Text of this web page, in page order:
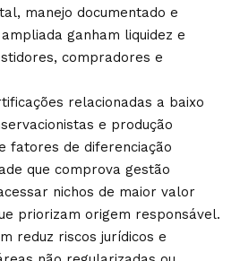
manejo documentado e
ganham liquidez e
compradores e
relacionadas a baixo
e produção
fatores de diferenciação
que comprova gestão
nichos de maior valor
priorizam origem responsável.
reduz riscos jurídicos e